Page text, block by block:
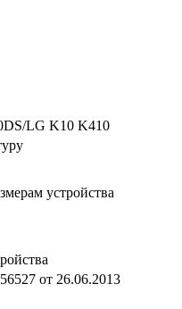
LG K10 K410
устройства
от 26.06.2013